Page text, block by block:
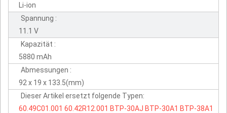
Li-ion
Spannung :
11.1 V
Kapazität :
5880 mAh
Abmessungen :
92 x 19 x 133.5(mm)
Dieser Artikel ersetzt folgende Typen:
60.49C01.001 60.42R12.001 BTP-30AJ BTP-30A1 BTP-38A1